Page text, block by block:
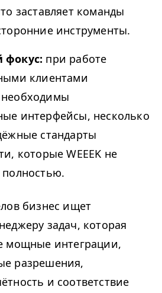
заставляет команды
инструменты.
фокус: при работе
клиентами
интерфейсы, несколько
стандарты
которыеWEEEK не
полностью.
бизнес ищет
задач, которая
мощные интеграции,
разрешения,
и соответствие